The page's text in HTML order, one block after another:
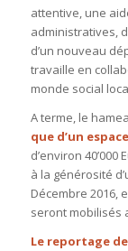
attentive, une
administratives,
d’un nouveau
travaille en
monde social
A terme, le
que d’un
d’environ
à la générosité
Décembre 2016,
seront mobilisés
Le reportage